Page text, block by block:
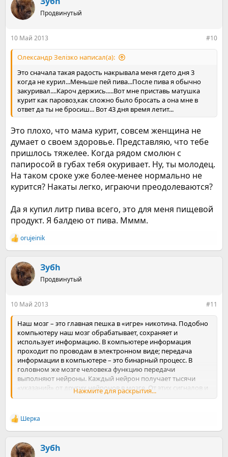
ц
и
Продвинутый
10 Май 2013 #10
Олександр Зелізко написал(а):
Это сначала такая радость накрывала меня гдето дня 3
когда не курил...Меньше пей пива...После пива я обычно
закуривал....Кароч держись.....Вот мне приставь матушка
курит как паровоз,как сложно было бросать а она мне в
ответ да ты не бросиш... Вот 43 дня время летит...
Это плохо, что мама курит, совсем женщина не
думает о своем здоровье. Представляю, что тебе
пришлось тяжелее. Когда рядом смолюн с
папиросой в губах тебя окуривает. Ну, ты молодец.
На таком сроке уже более-менее нормально не
курится? Накаты легко, играючи преодолеваются?
Да я купил литр пива всего, это для меня пищевой
продукт. Я балдею от пива. Мммм.
Р
е
к
ц
и
orujeinik
Зубh
Продвинутый
10 Май 2013 #11
Наш мозг – это главная пешка в «игре» никотина. Подобно
компьютеру наш мозг обрабатывает, сохраняет и
использует информацию. В компьютере информация
проходит по проводам в электронном виде; передача
информации в компьютере – это бинарный процесс. В
головном же мозге человека функцию передачи
выполняют нейроны. Каждый нейрон получает тысячи
«указаний» от других нейронов в мозге. От этих сигналов и
зависит, будут ли нейроны передавать полученное
Эти сигналы передаются через отдельные нейроны в виде
электрического тока, общение между нейронами
происходит через посредников, так называемых
нейромедиаторов. Медиаторы действуют на
постсинаптические клетки, связываясь с мембранными
Нажмите для раскрытия...
Р
е
к
ц
Шерка
Зубh